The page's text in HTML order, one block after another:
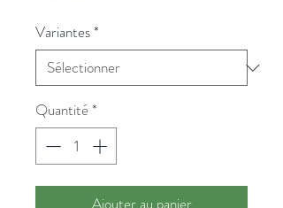
Variantes*
Quantité*
Ajouter au panier